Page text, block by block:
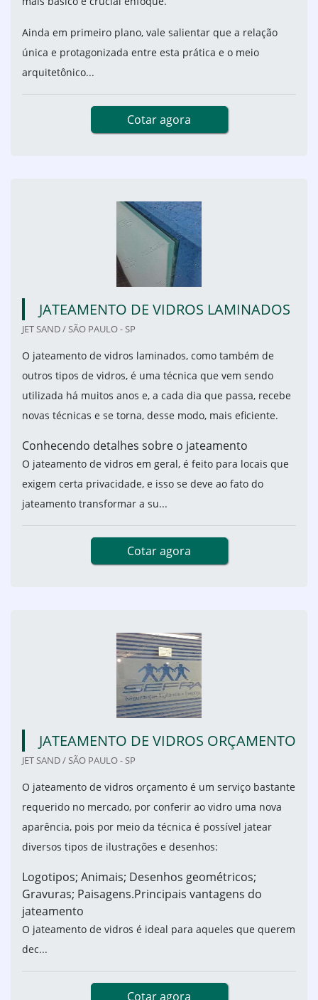
Ainda em primeiro plano, vale salientar que a relação
única e protagonizada entre esta prática e o meio
arquitetônico...
Cotar agora
JATEAMENTO DE VIDROS LAMINADOS
JET SAND / SÃO PAULO - SP
O jateamento de vidros laminados, como também de
outros tipos de vidros, é uma técnica que vem sendo
utilizada há muitos anos e, a cada dia que passa, recebe
novas técnicas e se torna, desse modo, mais eficiente.
Conhecendo detalhes sobre o jateamento
O jateamento de vidros em geral, é feito para locais que
exigem certa privacidade, e isso se deve ao fato do
jateamento transformar a su...
Cotar agora
JATEAMENTO DE VIDROS ORÇAMENTO
JET SAND / SÃO PAULO - SP
O jateamento de vidros orçamento é um serviço bastante
requerido no mercado, por conferir ao vidro uma nova
aparência, pois por meio da técnica é possível jatear
diversos tipos de ilustrações e desenhos:
Logotipos; Animais; Desenhos geométricos;
Gravuras; Paisagens.Principais vantagens do
jateamento
O jateamento de vidros é ideal para aqueles que querem
dec...
Cotar agora